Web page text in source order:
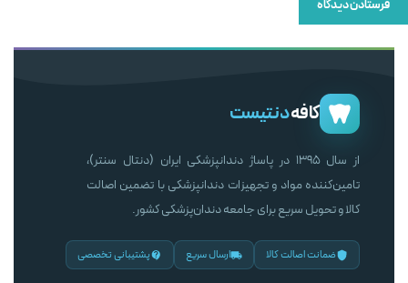
کافهدنتیست
از سال ۱۳۹۵ در پاساژ دندانپزشکی ایران (دنتال سنتر)،
تامین‌کننده مواد و تجهیزات دندانپزشکی با تضمین اصالت
کالا و تحویل سریع برای جامعه دندان‌پزشکی کشور.
ضمانت اصالت کالا ارسال سریع پشتیبانی تخصصی